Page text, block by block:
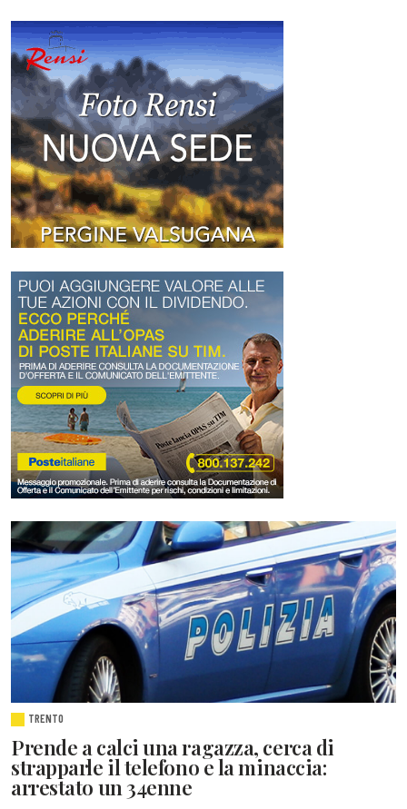
TRENTO
Prende a calci una ragazza, cerca di
strapparle il telefono e la minaccia:
arrestato un 34enne